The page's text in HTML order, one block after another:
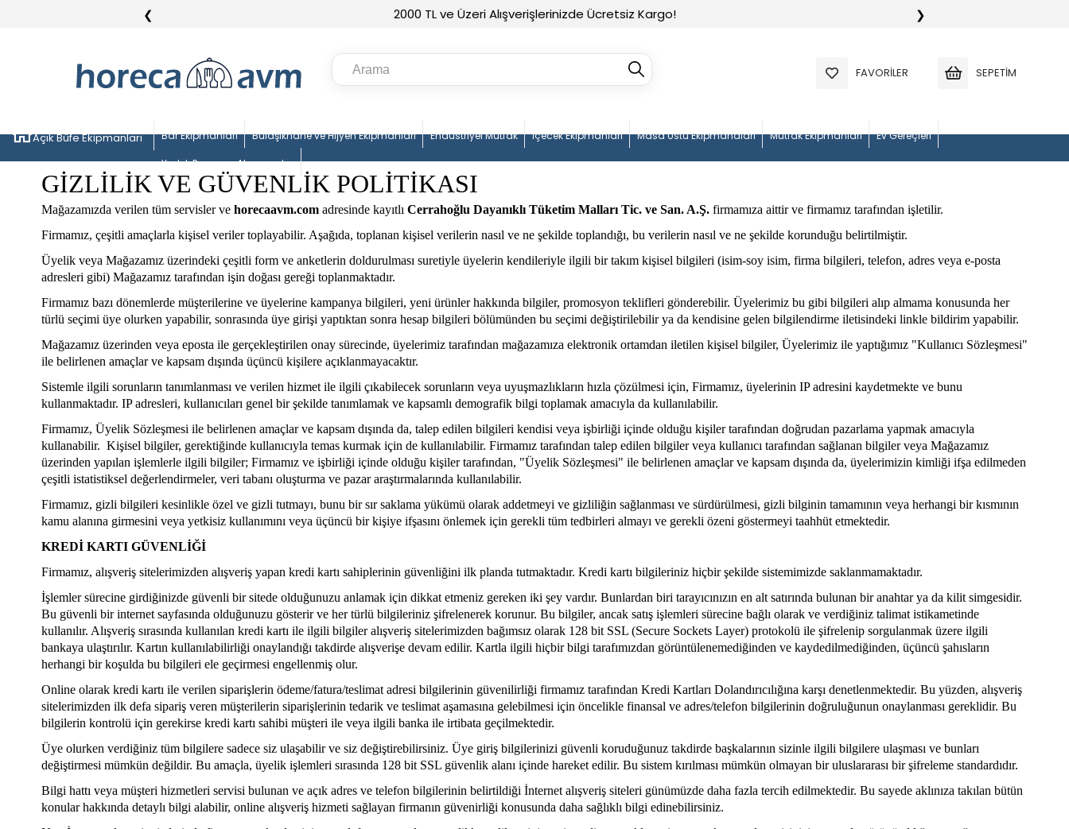
2000 TL ve Üzeri Alışverişlerinizde Ücretsiz Kargo!
❮ ❯
FAVORILER SEPETIM
Açık Büfe Ekipmanları Bar Ekipmanları Bulaşıkhane ve Hijyen Ekipmanları Endüstriyel Mutfak İçecek Ekipmanları Masa Üstü Ekipmanaları Mutfak Ekipmanları Ev Gereçleri
Yedek Parça ve Aksesuarlar
GİZLİLİK VE GÜVENLİK POLİTİKASI
Mağazamızda verilen tüm servisler ve horecaavm.com adresinde kayıtlı Cerrahoğlu Dayanıklı Tüketim Malları Tic. ve San. A.Ş. firmamıza aittir ve firmamız tarafından işletilir.
Firmamız, çeşitli amaçlarla kişisel veriler toplayabilir. Aşağıda, toplanan kişisel verilerin nasıl ve ne şekilde toplandığı, bu verilerin nasıl ve ne şekilde korunduğu belirtilmiştir.
Üyelik veya Mağazamız üzerindeki çeşitli form ve anketlerin doldurulması suretiyle üyelerin kendileriyle ilgili bir takım kişisel bilgileri (isim-soy isim, firma bilgileri, telefon, adres veya e-posta
adresleri gibi) Mağazamız tarafından işin doğası gereği toplanmaktadır.
Firmamız bazı dönemlerde müşterilerine ve üyelerine kampanya bilgileri, yeni ürünler hakkında bilgiler, promosyon teklifleri gönderebilir. Üyelerimiz bu gibi bilgileri alıp almama konusunda her
türlü seçimi üye olurken yapabilir, sonrasında üye girişi yaptıktan sonra hesap bilgileri bölümünden bu seçimi değiştirilebilir ya da kendisine gelen bilgilendirme iletisindeki linkle bildirim yapabilir.
Mağazamız üzerinden veya eposta ile gerçekleştirilen onay sürecinde, üyelerimiz tarafından mağazamıza elektronik ortamdan iletilen kişisel bilgiler, Üyelerimiz ile yaptığımız "Kullanıcı Sözleşmesi"
ile belirlenen amaçlar ve kapsam dışında üçüncü kişilere açıklanmayacaktır.
Sistemle ilgili sorunların tanımlanması ve verilen hizmet ile ilgili çıkabilecek sorunların veya uyuşmazlıkların hızla çözülmesi için, Firmamız, üyelerinin IP adresini kaydetmekte ve bunu
kullanmaktadır. IP adresleri, kullanıcıları genel bir şekilde tanımlamak ve kapsamlı demografik bilgi toplamak amacıyla da kullanılabilir.
Firmamız, Üyelik Sözleşmesi ile belirlenen amaçlar ve kapsam dışında da, talep edilen bilgileri kendisi veya işbirliği içinde olduğu kişiler tarafından doğrudan pazarlama yapmak amacıyla
kullanabilir. Kişisel bilgiler, gerektiğinde kullanıcıyla temas kurmak için de kullanılabilir. Firmamız tarafından talep edilen bilgiler veya kullanıcı tarafından sağlanan bilgiler veya Mağazamız
üzerinden yapılan işlemlerle ilgili bilgiler; Firmamız ve işbirliği içinde olduğu kişiler tarafından, "Üyelik Sözleşmesi" ile belirlenen amaçlar ve kapsam dışında da, üyelerimizin kimliği ifşa edilmeden
çeşitli istatistiksel değerlendirmeler, veri tabanı oluşturma ve pazar araştırmalarında kullanılabilir.
Firmamız, gizli bilgileri kesinlikle özel ve gizli tutmayı, bunu bir sır saklama yükümü olarak addetmeyi ve gizliliğin sağlanması ve sürdürülmesi, gizli bilginin tamamının veya herhangi bir kısmının
kamu alanına girmesini veya yetkisiz kullanımını veya üçüncü bir kişiye ifşasını önlemek için gerekli tüm tedbirleri almayı ve gerekli özeni göstermeyi taahhüt etmektedir.
KREDİ KARTI GÜVENLİĞİ
Firmamız, alışveriş sitelerimizden alışveriş yapan kredi kartı sahiplerinin güvenliğini ilk planda tutmaktadır. Kredi kartı bilgileriniz hiçbir şekilde sistemimizde saklanmamaktadır.
İşlemler sürecine girdiğinizde güvenli bir sitede olduğunuzu anlamak için dikkat etmeniz gereken iki şey vardır. Bunlardan biri tarayıcınızın en alt satırında bulunan bir anahtar ya da kilit simgesidir.
Bu güvenli bir internet sayfasında olduğunuzu gösterir ve her türlü bilgileriniz şifrelenerek korunur. Bu bilgiler, ancak satış işlemleri sürecine bağlı olarak ve verdiğiniz talimat istikametinde
kullanılır. Alışveriş sırasında kullanılan kredi kartı ile ilgili bilgiler alışveriş sitelerimizden bağımsız olarak 128 bit SSL (Secure Sockets Layer) protokolü ile şifrelenip sorgulanmak üzere ilgili
bankaya ulaştırılır. Kartın kullanılabilirliği onaylandığı takdirde alışverişe devam edilir. Kartla ilgili hiçbir bilgi tarafımızdan görüntülenemediğinden ve kaydedilmediğinden, üçüncü şahısların
herhangi bir koşulda bu bilgileri ele geçirmesi engellenmiş olur.
Online olarak kredi kartı ile verilen siparişlerin ödeme/fatura/teslimat adresi bilgilerinin güvenilirliği firmamız tarafından Kredi Kartları Dolandırıcılığına karşı denetlenmektedir. Bu yüzden, alışveriş
sitelerimizden ilk defa sipariş veren müşterilerin siparişlerinin tedarik ve teslimat aşamasına gelebilmesi için öncelikle finansal ve adres/telefon bilgilerinin doğruluğunun onaylanması gereklidir. Bu
bilgilerin kontrolü için gerekirse kredi kartı sahibi müşteri ile veya ilgili banka ile irtibata geçilmektedir.
Üye olurken verdiğiniz tüm bilgilere sadece siz ulaşabilir ve siz değiştirebilirsiniz. Üye giriş bilgilerinizi güvenli koruduğunuz takdirde başkalarının sizinle ilgili bilgilere ulaşması ve bunları
değiştirmesi mümkün değildir. Bu amaçla, üyelik işlemleri sırasında 128 bit SSL güvenlik alanı içinde hareket edilir. Bu sistem kırılması mümkün olmayan bir uluslararası bir şifreleme standardıdır.
Bilgi hattı veya müşteri hizmetleri servisi bulunan ve açık adres ve telefon bilgilerinin belirtildiği İnternet alışveriş siteleri günümüzde daha fazla tercih edilmektedir. Bu sayede aklınıza takılan bütün
konular hakkında detaylı bilgi alabilir, online alışveriş hizmeti sağlayan firmanın güvenirliği konusunda daha sağlıklı bilgi edinebilirsiniz.